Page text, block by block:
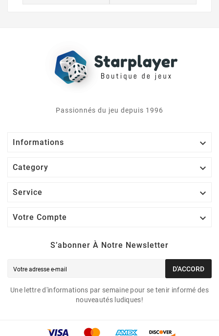
Passionnés du jeu depuis 1996
Informations 
Category 
Service 
Votre Compte 
S’abonner À Notre Newsletter
D'ACCORD
Une lettre d'informations par semaine pour se tenir informé des
nouveautés ludiques!